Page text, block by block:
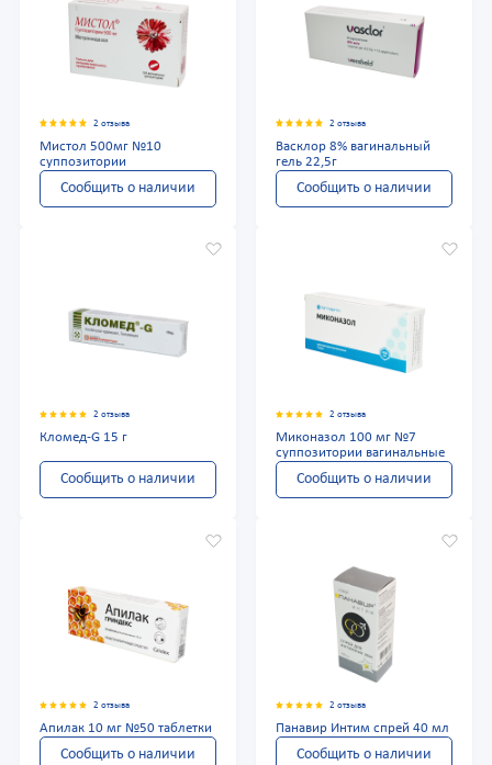
2 отзыва
Мистол 500мг №10
суппозитории
Сообщить о наличии
2 отзыва
Васклор 8% вагинальный
гель 22,5г
Сообщить о наличии
2 отзыва
Кломед-G 15 г
Сообщить о наличии
2 отзыва
Миконазол 100 мг №7
суппозитории вагинальные
Сообщить о наличии
2 отзыва
Апилак 10 мг №50 таблетки
Сообщить о наличии
2 отзыва
Панавир Интим спрей 40 мл
Сообщить о наличии